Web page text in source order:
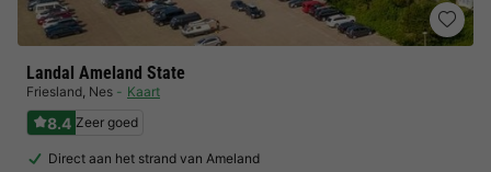
Landal Ameland State
Friesland, Nes Kaart
8.4 Zeer goed
Direct aan het strand van Ameland